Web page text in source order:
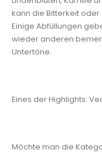
kann die Bitterkeit
Einige Abfüllungen
wieder anderen
Untertöne.
Eines der Highlights:
Möchte man die